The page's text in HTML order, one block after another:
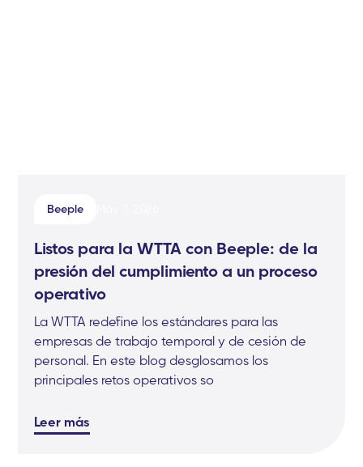
Beeple
Listos para la WTTA con Beeple: de la
presión del cumplimiento a un proceso
operativo
La WTTA redefine los estándares para las
empresas de trabajo temporal y de cesión de
personal. En este blog desglosamos los
principales retos operativos so
Leer más